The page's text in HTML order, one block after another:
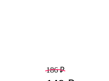
186 ₽